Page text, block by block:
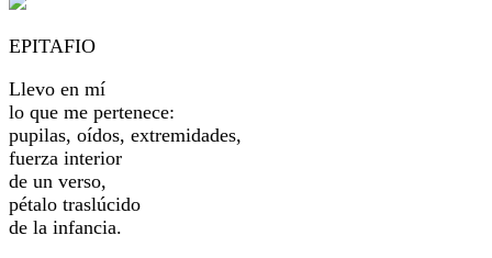
EPITAFIO
Llevo en mí
lo que me pertenece:
pupilas, oídos, extremidades,
fuerza interior
de un verso,
pétalo traslúcido
de la infancia.